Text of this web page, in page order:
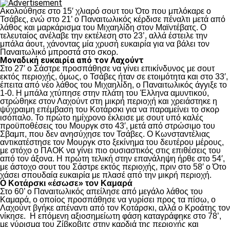
Ακολούθησε στο 15′ χλιαρό σουτ του Ότο που μπλόκαρε ο
Τσάβες, ενώ στο 21’ ο Παναιτωλικός κέρδισε πέναλτι μετά από
λάθος και μαρκάρισμα του Μιχαηλίδη στον Μαϊντέβατς. Ο
τελευταίος ανέλαβε την εκτέλεση στο 23’, αλλά έστειλε την
μπάλα άουτ, χάνοντας μία χρυσή ευκαιρία για να βάλει τον
Παναιτωλικό μπροστά στο σκορ.
Μοναδική ευκαιρία από τον Λαχούντ
Στο 27′ ο Σάστρε προσπάθησε να γίνει επικίνδυνος με σουτ
εκτός περιοχής, όμως, ο Τσάβες ήταν σε ετοιμότητα και στο 33′,
έπειτα από νέο λάθος του Μιχαηλίδη, ο Παναιτωλικός άγγιξε το
1-0. Η μπάλα χτύπησε στην πλάτη του Έλληνα αμυντικού,
στρώθηκε στον Λαχούντ στη μικρή περιοχή και χρειάστηκε η
ψύχραιμη επέμβαση του Κοτάρσκι για να παραμείνει το σκορ
ισόπαλο. Το πρώτο ημίχρονο έκλεισε με σουτ υπό καλές
προϋποθέσεις του Μουργκ στο 43′, μετά από στρώσιμο του
Σβαμπ, που δεν ανησύχησε τον Τσάβες. Ο Κωνσταντέλιας
αντικατέστησε τον Μουργκ στο ξεκίνημα του δευτέρου μέρους,
με στόχο ο ΠΑΟΚ να γίνει πιο ουσιαστικός στις επιθέσεις του
από τον άξονα. Η πρώτη τελική στην επανάληψη ήρθε στο 54′,
με άστοχο σουτ του Σάστρε εκτός περιοχής, πριν στο 58′ ο Ότο
χάσει σπουδαία ευκαιρία με πλασέ από την μικρή περιοχή.
Ο Κοτάρσκι «έσωσε» τον Καμαρά
Στο 60’ ο Παναιτωλικός απείλησε από μεγάλο λάθος του
Καμαρά, ο οποίος προσπάθησε να γυρίσει προς τα πίσω, ο
Λαχούντ βγήκε απέναντι από τον Κοτάρσκι, αλλά ο Κροάτης τον
νίκησε. Η επόμενη αξιοσημείωτη φάση καταγράφηκε στο 78’,
με γύρισμα του Ζίβκοβιτς στην καρδιά της περιοχής και